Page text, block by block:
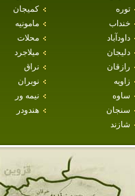
توره
كميجان
خنداب
مامونيه
داودآباد
محلات
دليجان
ميلاجرد
رازقان
نراق
زاويه
نوبران
ساوه
نيمه ور
سنجان
هندودر
شازند